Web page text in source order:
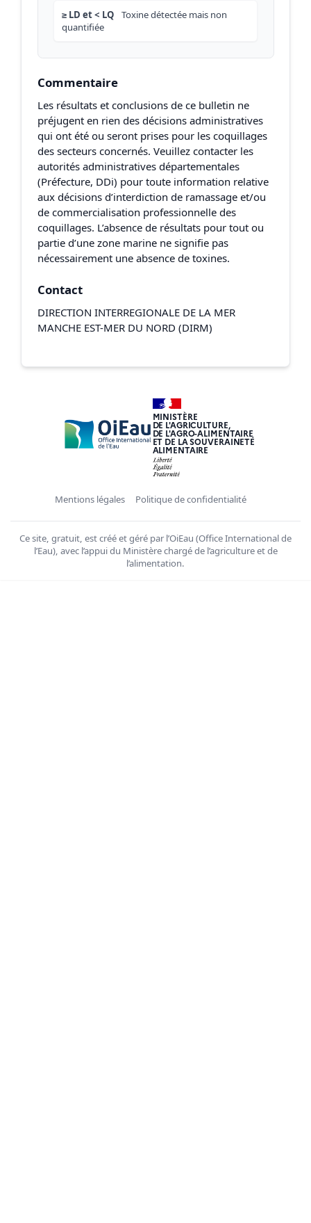
≥ LD et < LQ
Toxine détectée mais non
quantifiée
Commentaire
Les résultats et conclusions de ce bulletin ne
préjugent en rien des décisions administratives
qui ont été ou seront prises pour les coquillages
des secteurs concernés. Veuillez contacter les
autorités administratives départementales
(Préfecture, DDi) pour toute information relative
aux décisions d’interdiction de ramassage et/ou
de commercialisation professionnelle des
coquillages. L’absence de résultats pour tout ou
partie d’une zone marine ne signifie pas
nécessairement une absence de toxines.
Contact
DIRECTION INTERREGIONALE DE LA MER
MANCHE EST-MER DU NORD (DIRM)
MINISTÈRE
DE L'AGRICULTURE,
DE L'AGRO-ALIMENTAIRE
ET DE LA SOUVERAINETÉ
ALIMENTAIRE
Mentions légales Politique de confidentialité
Ce site, gratuit, est créé et géré par l’OiEau (Office International de
l’Eau), avec l’appui du Ministère chargé de l’agriculture et de
l’alimentation.